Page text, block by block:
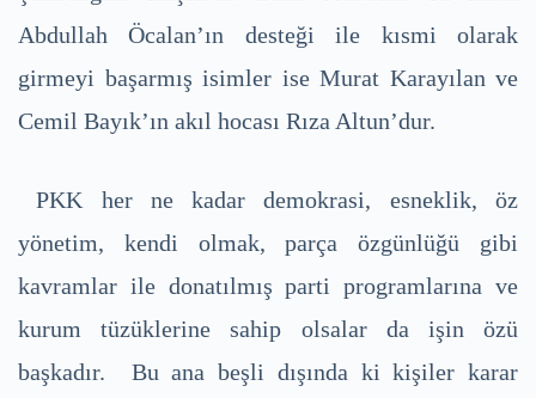
Abdullah Öcalan’ın desteği ile kısmi olarak
girmeyi başarmış isimler ise Murat Karayılan ve
Cemil Bayık’ın akıl hocası Rıza Altun’dur.
PKK her ne kadar demokrasi, esneklik, öz
yönetim, kendi olmak, parça özgünlüğü gibi
kavramlar ile donatılmış parti programlarına ve
kurum tüzüklerine sahip olsalar da işin özü
başkadır. Bu ana beşli dışında ki kişiler karar